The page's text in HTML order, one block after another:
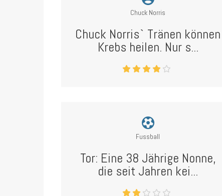
Chuck Norris
Chuck Norris` Tränen können
Krebs heilen. Nur s...
Fussball
Tor: Eine 38 Jährige Nonne,
die seit Jahren kei...